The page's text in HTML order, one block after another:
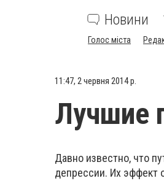
Новини
Голос міста
11:47, 2 червня 2014 р.
Лучшие
Давно известно, что
депрессии. Их эффект